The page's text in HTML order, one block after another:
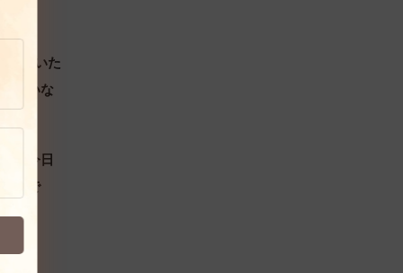
人がいた
はいな
。今日
実で